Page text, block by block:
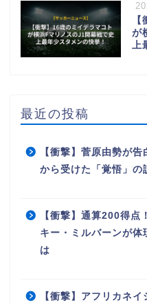
が
上
最近の投稿
【衝撃】菅原由勢が
から受けた「覚悟」の
【衝撃】通算200得点
キー・ミルバーンが体
は
【衝撃】アフリカネ